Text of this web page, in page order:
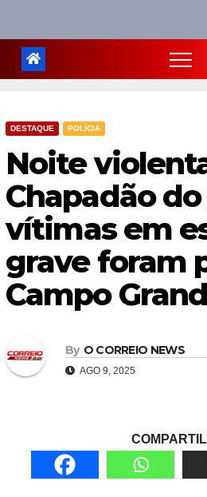
DESTAQUE POLÍCIA
Noite
Chapadão
vítimas em
grave foram
Campo
By O CORREIO NEWS
AGO 9, 2025